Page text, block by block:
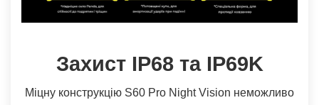
Захист IP68 та IP69K
Міцну конструкцію S60 Pro Night Vision неможливо